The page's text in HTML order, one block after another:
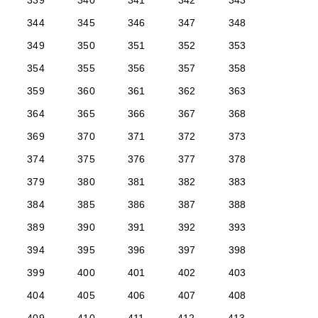
344
345 346 347
348
349
350 351 352
353
354
355 356 357
358
359
360 361 362
363
364
365 366 367
368
369
370 371 372
373
374
375 376 377
378
379
380 381 382
383
384
385 386 387
388
389
390 391 392
393
394
395 396 397
398
399
400 401 402
403
404
405 406 407
408